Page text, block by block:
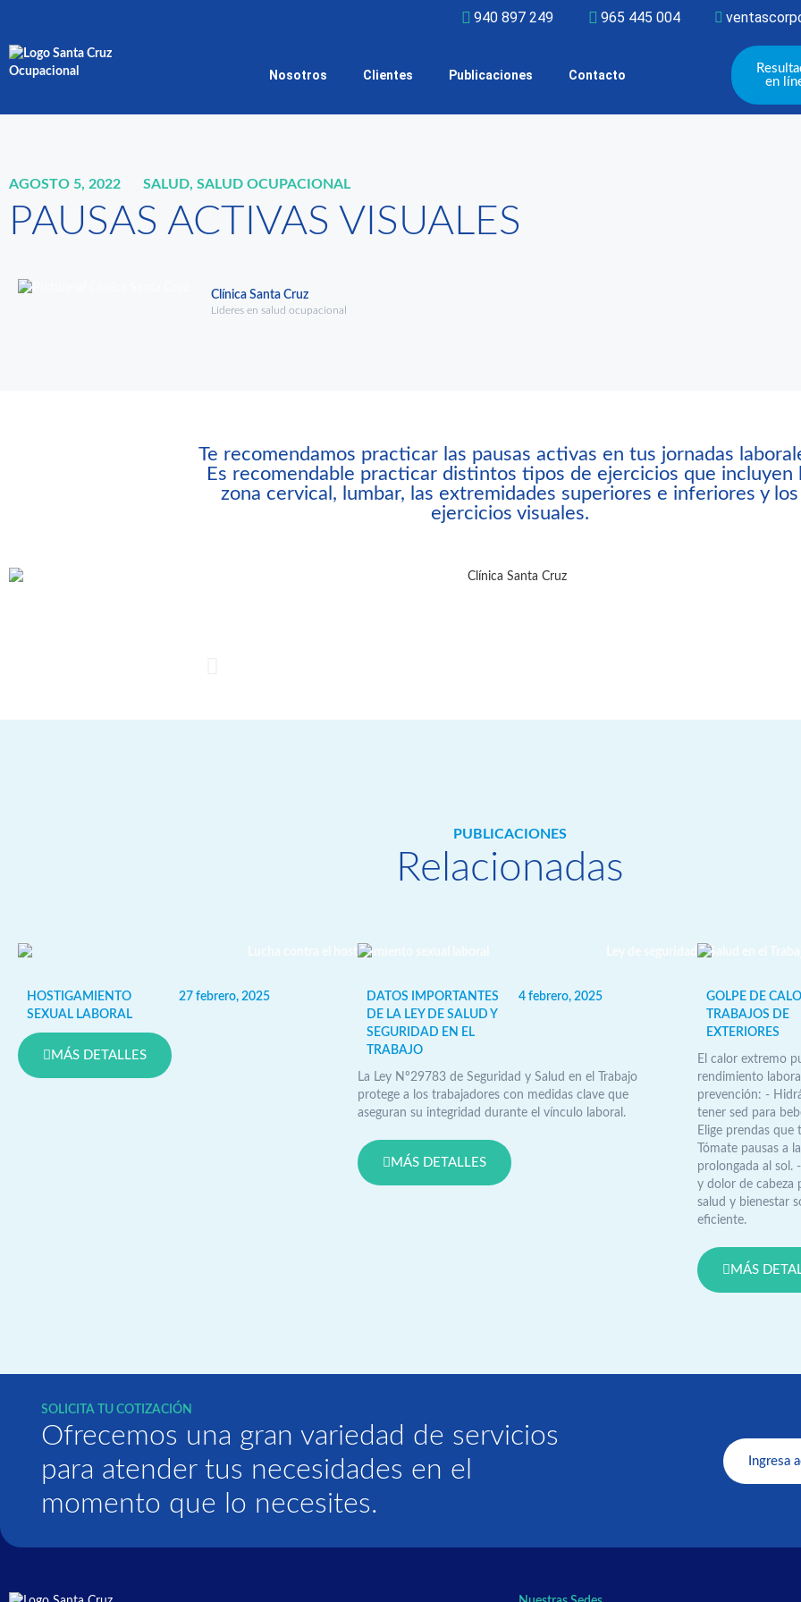
940 897 249 965 445 004
Nosotros Clientes Publicaciones Contacto
en
AGOSTO 5, 2022 SALUD, SALUD OCUPACIONAL
PAUSAS ACTIVAS VISUALES
Clínica Santa Cruz
Líderes en salud ocupacional
Te recomendamos practicar las pausas activas en tus jornadas
Es recomendable practicar distintos tipos de ejercicios que incluyen
zona cervical, lumbar, las extremidades superiores e inferiores y los
ejercicios visuales.
PUBLICACIONES
Relacionadas
HOSTIGAMIENTO
SEXUAL LABORAL
27 febrero, 2025
MÁS DETALLES
DATOS IMPORTANTES
DE LA LEY DE SALUD Y
SEGURIDAD EN EL
TRABAJO
4 febrero, 2025
La Ley Nº29783 de Seguridad y Salud en el Trabajo
protege a los trabajadores con medidas clave que
aseguran su integridad durante el vínculo laboral.
MÁS DETALLES
GOLPE DE
TRABAJOS DE
EXTERIORES
El calor extremo
rendimiento
prevención: -
tener sed para
Elige prendas
Tómate pausas a
prolongada al sol.
y dolor de cabeza
salud y bienestar
eficiente.
MÁS
SOLICITA TU COTIZACIÓN
Ofrecemos una gran variedad de servicios
para atender tus necesidades en el
momento que lo necesites.
Ingresa